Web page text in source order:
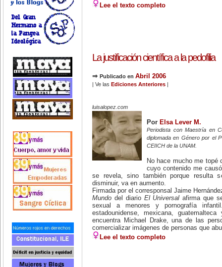
Lee el texto completo
La justificación científica a la pedofilia
⇒ Publicado en Abril 2006
| Ve las Ediciones Anteriores |
luisalopez.com
Por Elsa Lever M.
Periodista con Maestría en
diplomada en Género por el
CEIICH de la UNAM.
No hace mucho me topé
cuyo contenido me
se revela, sino también porque resulta
disminuir, va en aumento.
Firmada por el corresponsal Jaime
Mundo del diario El Universal afirma que
sexual a menores y pornografía
estadounidense, mexicana,
encuentra Michael Drake, una de las
comercializar imágenes de personas que
Lee el texto completo